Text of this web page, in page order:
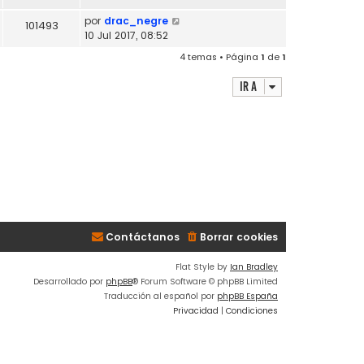
101493 por drac_negre
10 Jul 2017, 08:52
4 temas • Página 1 de1
Ir a
Borrar cookies
Contáctanos
Flat Style by Ian Bradley
Desarrollado por phpBB® Forum Software © phpBB Limited
Traducción al español por phpBB España
Privacidad | Condiciones